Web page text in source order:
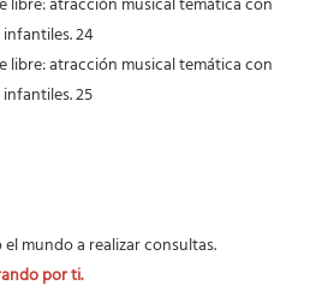
mundo a realizar consultas.
por ti.